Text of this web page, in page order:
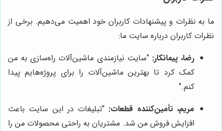
ما به نظرات و پیشنهادات کاربران خود اهمیت می‌دهیم. برخی از
نظرات کاربران درباره سایت ما:
رضا، پیمانکار: "سایت نیازمندی ماشین‌آلات راه‌سازی به من
کمک کرد تا بهترین ماشین‌آلات را برای پروژه‌هایم پیدا
کنم."
مریم، تأمین‌کننده قطعات: "تبلیغات در این سایت باعث
افزایش فروش من شد. مشتریان به راحتی محصولات من را